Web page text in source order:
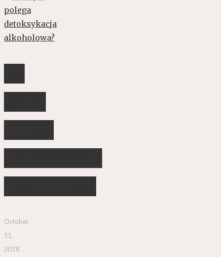
October
11,
2018